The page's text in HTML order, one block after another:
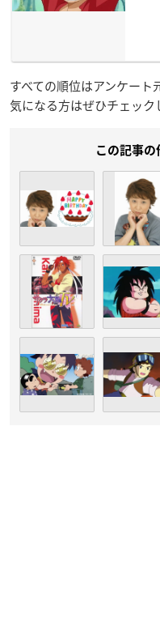
すべての順位はアンケート
気になる方はぜひチェック
この記事の